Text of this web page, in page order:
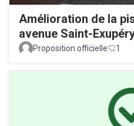
Amélioration de la
avenue Saint-
Proposition officielle 1